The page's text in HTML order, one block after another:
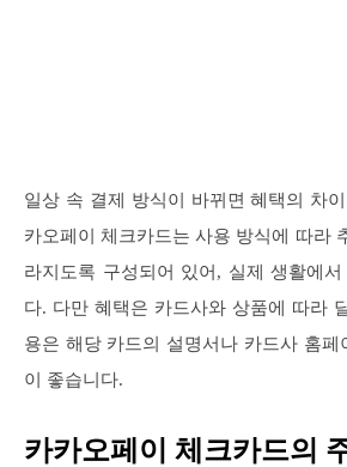
일상 속 결제 방식이 바뀌면 혜택의 차
카오페이 체크카드는 사용 방식에 따라
라지도록 구성되어 있어, 실제 생활에
다. 다만 혜택은 카드사와 상품에 따라
용은 해당 카드의 설명서나 카드사 홈페
이 좋습니다.
카카오페이 체크카드의